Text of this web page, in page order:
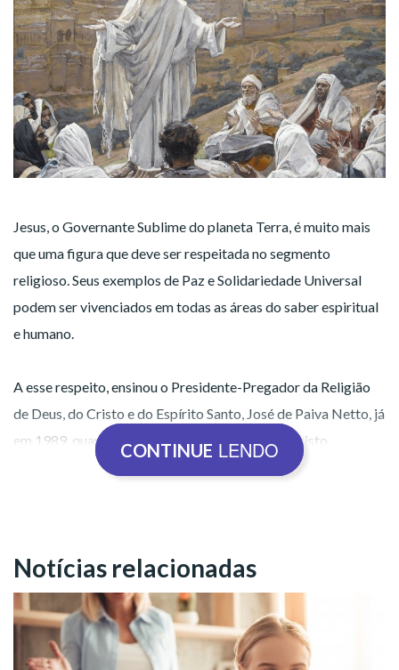
Jesus, o Governante Sublime do planeta Terra, é muito mais
que uma figura que deve ser respeitada no segmento
religioso. Seus exemplos de Paz e Solidariedade Universal
podem ser vivenciados em todas as áreas do saber espiritual
e humano.
A esse respeito, ensinou o Presidente-Pregador da Religião
de Deus, do Cristo e do Espírito Santo, José de Paiva Netto, já
em 1989, quando realizava a Proclamação do Cristo
Ecumênico, o Divino Estadista (em 30 de dezembro):
“Sendo Jesus o Divino Libertador,
não pode ser sectarizado, portanto, nem
prisioneiro dessa ou daquela convicção
religiosa, por mais brilhante e respeitável que
CONTINUE LENDO
Notícias relacionadas